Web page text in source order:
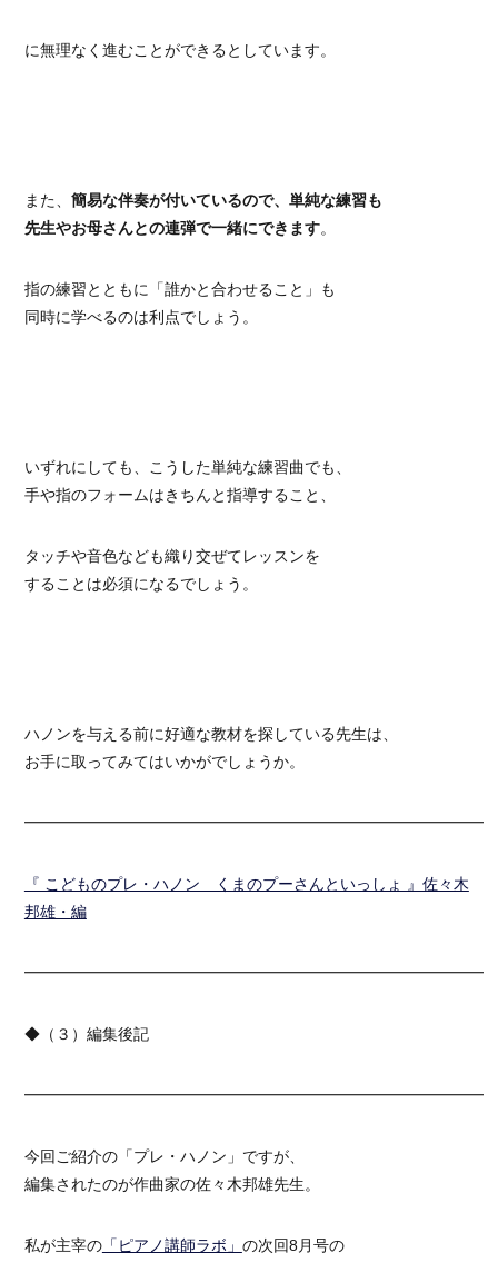
に無理なく進むことができるとしています。
また、 簡易な伴奏が付いているので、単純な練習も
先生やお母さんとの連弾で一緒にできます。
指の練習とともに「誰かと合わせること」も
同時に学べるのは利点でしょう。
いずれにしても、こうした単純な練習曲でも、
手や指のフォームはきちんと指導すること、
タッチや音色なども織り交ぜてレッスンを
することは必須になるでしょう。
ハノンを与える前に好適な教材を探している先生は、
お手に取ってみてはいかがでしょうか。
『 こどものプレ・ハノン くまのプーさんといっしょ 』佐々木
邦雄・編
◆（３）編集後記
今回ご紹介の「プレ・ハノン」ですが、
編集されたのが作曲家の佐々木邦雄先生。
私が主宰の「ピアノ講師ラボ」 の次回8月号の